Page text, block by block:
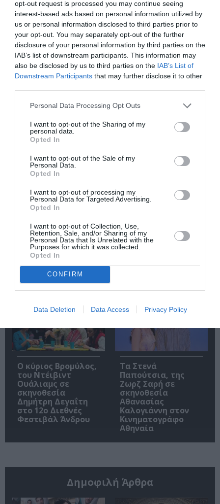
opt-out request is processed you may continue seeing
interest-based ads based on personal information utilized by
us or personal information disclosed to third parties prior to
your opt-out. You may separately opt-out of the further
disclosure of your personal information by third parties on the
IAB’s list of downstream participants. This information may
also be disclosed by us to third parties on the IAB’s List of
Downstream Participants that may further disclose it to other
Personal Data Processing Opt Outs
I want to opt-out of the Sharing of my
personal data.
Opted In
I want to opt-out of the Sale of my
Personal Data.
Opted In
I want to opt-out of processing my
Personal Data for Targeted Advertising.
Opted In
I want to opt-out of Collection, Use,
Retention, Sale, and/or Sharing of my
Personal Data that Is Unrelated with the
Purposes for which it was collected.
Opted In
CONFIRM
Data Deletion Data Access Privacy Policy
Newsletter
Κάθε βδομάδα στο e-mail σας τα τελευταία νέα για
την Τέχνη και τον Πολιτισμό!
Σχετικά Άρθρα
Πολυάννα Το
παιχνίδι της χαράς,
της Κάρμεν
Ρουγγέρη στο 55ο
Φεστιβάλ Ολύμπου
2026
ΚΠΙΣΝ: Park your
Cinema – Αύγουστος
O κύριος Βρομύλος,
του Ντέιβιντ
Ουάλιαμς σε
σκηνοθεσία
Δημήτρη Δεγαΐτη
στο 12ο Διεθνές
Φεστιβάλ Άνδρου
Τα Στενά
Παπούτσια, της
Ζωρζ Σαρή σε
σκηνοθεσία
Αθανασίας
Καλογιάννη στον
Κινηματογράφο
Αθηναία
Δημοφιλή Άρθρα